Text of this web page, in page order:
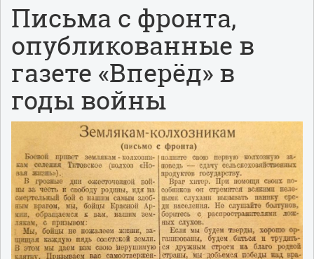
Письма с фронта,
опубликованные в
газете «Вперёд» в
годы войны